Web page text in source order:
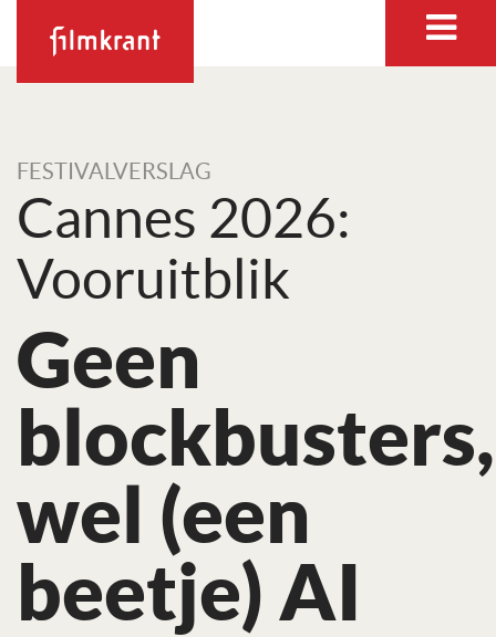
FESTIVALVERSLAG
Cannes 2026:
Vooruitblik
Geen
blockbusters,
wel (een
beetje) AI